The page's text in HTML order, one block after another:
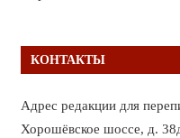
КОНТАКТЫ
Адрес редакции для
Хорошёвское шоссе, д.